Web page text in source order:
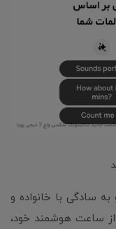
سادگی با خانواده و
ساعت هوشمند خود،